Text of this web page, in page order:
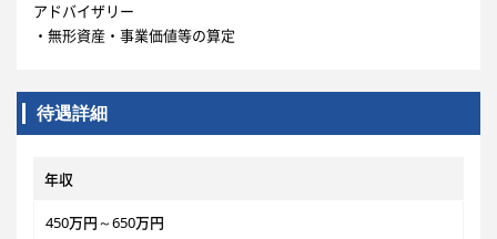
アドバイザリー
・無形資産・事業価値等の算定
待遇詳細
年収
450万円～650万円